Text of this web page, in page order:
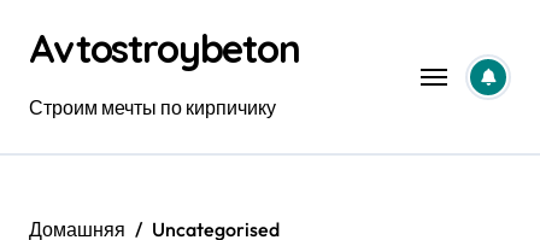
содержанию
Avtostroybeton
Строим мечты по кирпичику
Домашняя
Uncategorised